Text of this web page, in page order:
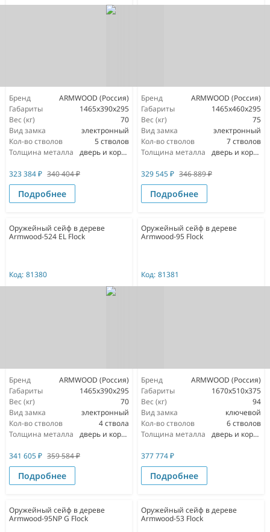
Бренд
ARMWOOD (Россия)
Габариты
1465х390х295
Вес (кг)
70
Вид замка
электронный
Кол-во стволов
5 стволов
Толщина металла
дверь и корпус 3мм
323 384₽ 340 404₽
Подробнее
Бренд
ARMWOOD (Россия)
Габариты
1465х460х295
Вес (кг)
75
Вид замка
электронный
Кол-во стволов
7 стволов
Толщина металла
дверь и корпус 3мм
329 545₽ 346 889₽
Подробнее
Оружейный сейф в дереве
Armwood-524 EL Flock
Код: 81380
Бренд
ARMWOOD (Россия)
Габариты
1465х390х295
Вес (кг)
70
Вид замка
электронный
Кол-во стволов
4 ствола
Толщина металла
дверь и корпус 3мм
341 605₽ 359 584₽
Подробнее
Оружейный сейф в дереве
Armwood-95 Flock
Код: 81381
Бренд
ARMWOOD (Россия)
Габариты
1670х510х375
Вес (кг)
94
Вид замка
ключевой
Кол-во стволов
6 стволов
Толщина металла
дверь и корпус 3мм
377 774₽
Подробнее
Оружейный сейф в дереве
Armwood-95NP G Flock
Оружейный сейф в дереве
Armwood-53 Flock